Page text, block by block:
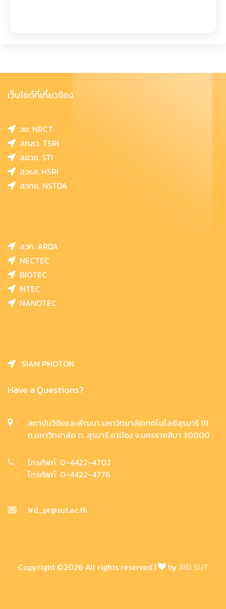
เว็บไซต์ที่เกี่ยวข้อง
วช. NRCT
สทสว. TSRI
สอวช. STI
สวรส. HSRI
สวทช. NSTDA
สวก. ARDA
NECTEC
BIOTEC
MTEC
NANOTEC
SIAM PHOTON
Have a Questions?
สถาบันวิจัยและพัฒนา มหาวิทยาลัยเทคโนโลยีสุรนารี 111
ถ.มหาวิทยาลัย ต. สุรนารี อ.เมือง จ.นครราชสีมา 30000
โทรศัพท์ 0-4422-4702
โทรศัพท์ 0-4422-4776
ird_pr@sut.ac.th
Copyright ©2026 All rights reserved | by IRD SUT